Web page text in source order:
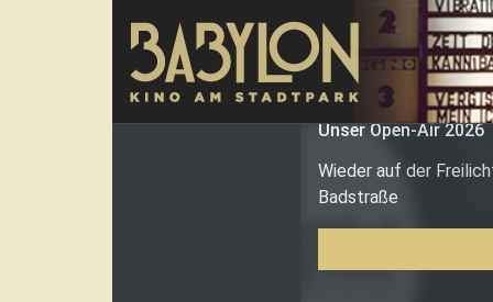
Unser Open-Air 2026
Wieder auf der
Badstraße